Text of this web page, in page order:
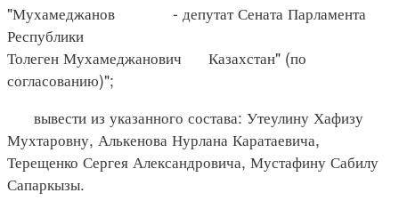
"Мухамеджанов - депутат Сената Парламента
Республики
Толеген Мухамеджанович Казахстан" (по
согласованию)";
вывести из указанного состава: Утеулину Хафизу
Мухтаровну, Алькенова Нурлана Каратаевича,
Терещенко Сергея Александровича, Мустафину Сабилу
Сапаркызы.